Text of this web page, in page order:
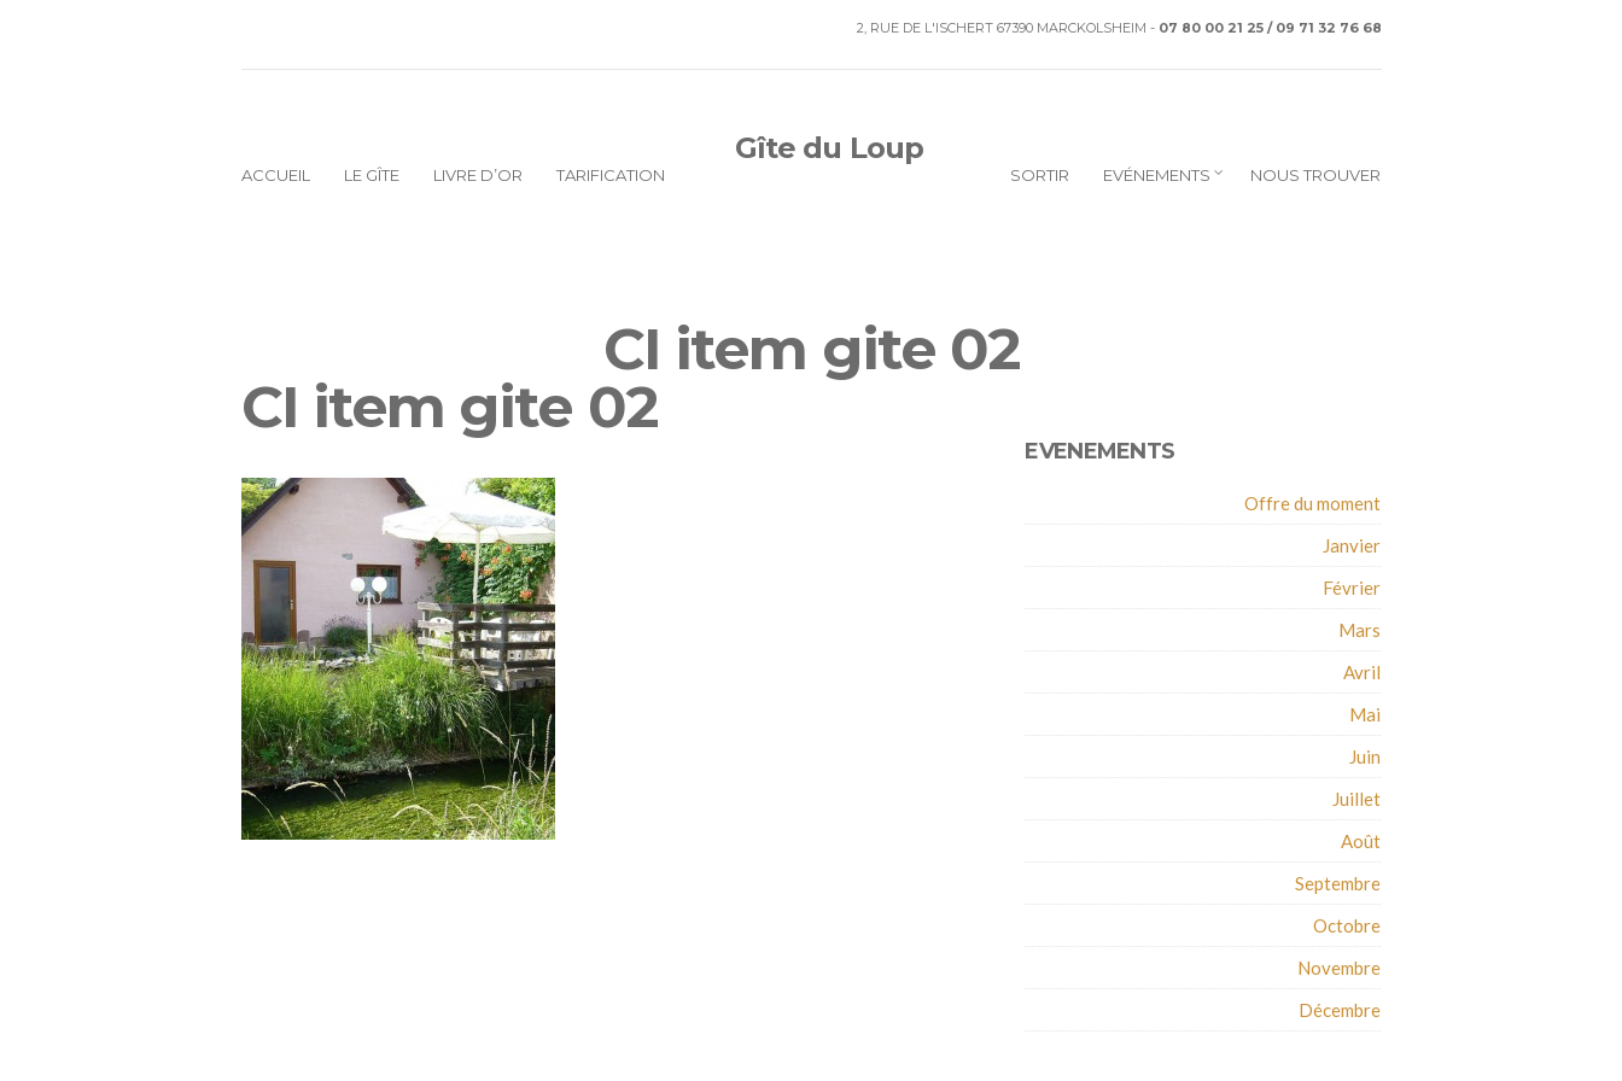
2, RUE DE L'ISCHERT 67390 MARCKOLSHEIM - 07 80 00 21 25 / 09 71 32 76 68
ACCUEIL LE GÎTE LIVRE D’OR TARIFICATION
Gîte du Loup
SORTIR EVÉNEMENTS NOUS TROUVER
CI item gite 02
CI item gite 02
EVENEMENTS
Offre du moment
Janvier
Février
Mars
Avril
Mai
Juin
Juillet
Août
Septembre
Octobre
Novembre
Décembre